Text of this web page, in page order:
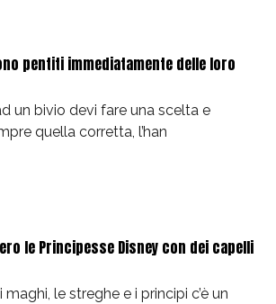
pentiti immediatamente delle loro
un bivio devi fare una scelta e
quella corretta, l’han
le Principesse Disney con dei capelli
maghi, le streghe e i principi c’è un